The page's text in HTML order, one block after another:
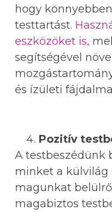
hogy
testtartást.
eszközöket is,
segítségével
és ízületi
Pozitív
A testbeszédünk
minket a külvilág
magunkat
magabiztos